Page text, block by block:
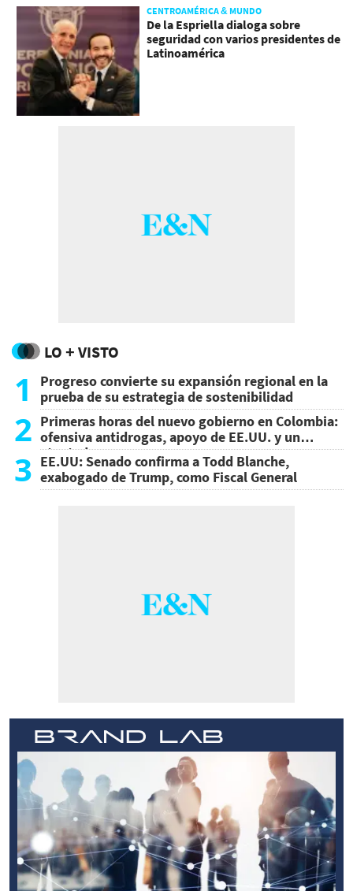
CENTROAMÉRICA & MUNDO
De la Espriella dialoga sobre
seguridad con varios presidentes de
Latinoamérica
LO + VISTO
1
Progreso convierte su expansión regional en la
prueba de su estrategia de sostenibilidad
2 Primeras horas del nuevo gobierno en Colombia:
ofensiva antidrogas, apoyo de EE.UU. y un
atentado
3 EE.UU: Senado confirma a Todd Blanche,
exabogado de Trump, como Fiscal General